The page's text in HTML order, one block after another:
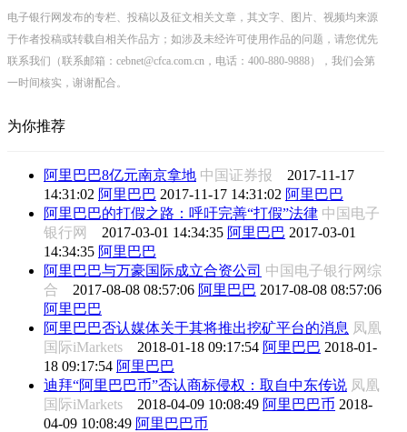
电子银行网发布的专栏、投稿以及征文相关文章，其文字、图片、视频均来源
于作者投稿或转载自相关作品方；如涉及未经许可使用作品的问题，请您优先
联系我们（联系邮箱：cebnet@cfca.com.cn，电话：400-880-9888），我们会第
一时间核实，谢谢配合。
为你推荐
阿里巴巴8亿元南京拿地 中国证券报 2017-11-17
14:31:02 阿里巴巴 2017-11-17 14:31:02 阿里巴巴
阿里巴巴的打假之路：呼吁完善“打假”法律 中国电子
银行网 2017-03-01 14:34:35 阿里巴巴 2017-03-01
14:34:35 阿里巴巴
阿里巴巴与万豪国际成立合资公司 中国电子银行网综
合 2017-08-08 08:57:06 阿里巴巴 2017-08-08 08:57:06
阿里巴巴
阿里巴巴否认媒体关于其将推出挖矿平台的消息 凤凰
国际iMarkets 2018-01-18 09:17:54 阿里巴巴 2018-01-
18 09:17:54 阿里巴巴
迪拜“阿里巴巴币”否认商标侵权：取自中东传说 凤凰
国际iMarkets 2018-04-09 10:08:49 阿里巴巴币 2018-
04-09 10:08:49 阿里巴巴币